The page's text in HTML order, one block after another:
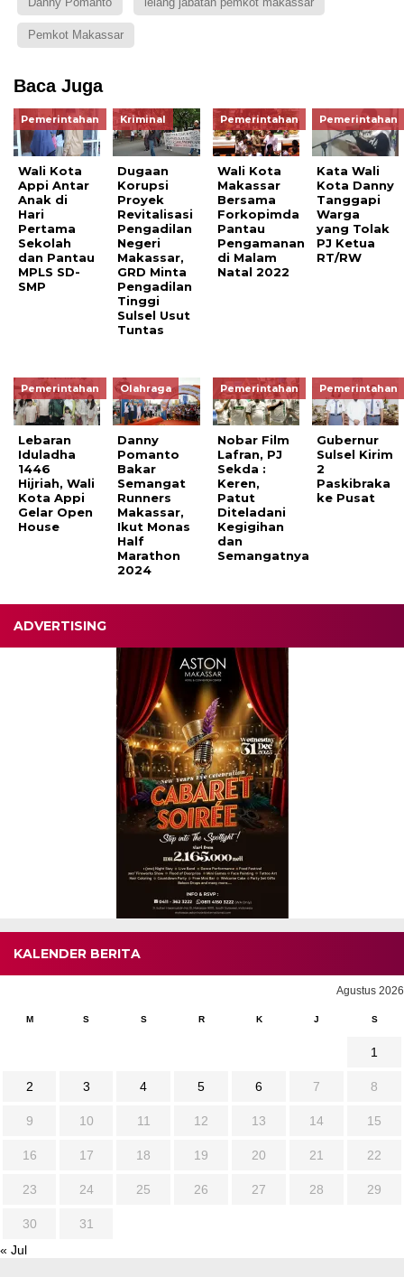
Pemkot Makassar
Baca Juga
Pemerintahan
Wali Kota
Appi Antar
Anak di
Hari
Pertama
Sekolah
dan Pantau
MPLS SD-
SMP
Kriminal
Dugaan
Korupsi
Proyek
Revitalisasi
Pengadilan
Negeri
Makassar,
GRD Minta
Pengadilan
Tinggi
Sulsel Usut
Tuntas
Pemerintahan
Wali Kota
Makassar
Bersama
Forkopimda
Pantau
Pengamanan
di Malam
Natal 2022
Pemerintahan
Kata Wali
Kota Danny
Tanggapi
Warga
yang Tolak
PJ Ketua
RT/RW
Pemerintahan
Lebaran
Iduladha
1446
Hijriah, Wali
Kota Appi
Gelar Open
House
Olahraga
Danny
Pomanto
Bakar
Semangat
Runners
Makassar,
Ikut Monas
Half
Marathon
2024
Pemerintahan
Nobar Film
Lafran, PJ
Sekda :
Keren,
Patut
Diteladani
Kegigihan
dan
Semangatnya
Pemerintahan
Gubernur
Sulsel Kirim
2
Paskibraka
ke Pusat
ADVERTISING
KALENDER BERITA
Agustus 2026
M S S R K J S
1
2 3 4 5 6 7 8
9 10 11 12 13 14 15
16 17 18 19 20 21 22
23 24 25 26 27 28 29
30
31
« Jul